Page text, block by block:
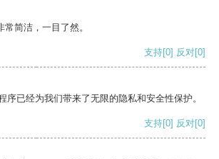
简洁，一目了然。
支持[0] 反对[0]
序已经为我们带来了无限的隐私和安全性保护。
支持[0] 反对[0]